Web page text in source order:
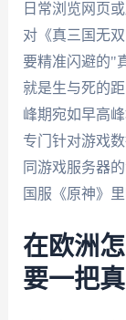
日常浏览网页
对《真三国无
要精准闪避的"
就是生与死的
峰期宛如早高
专门针对游戏
同游戏服务器
国服《原神》里
在欧洲
要一把